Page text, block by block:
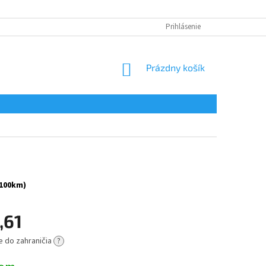
Prihlásenie
NÁKUPNÝ
Prázdny košík
do zahraničia ?